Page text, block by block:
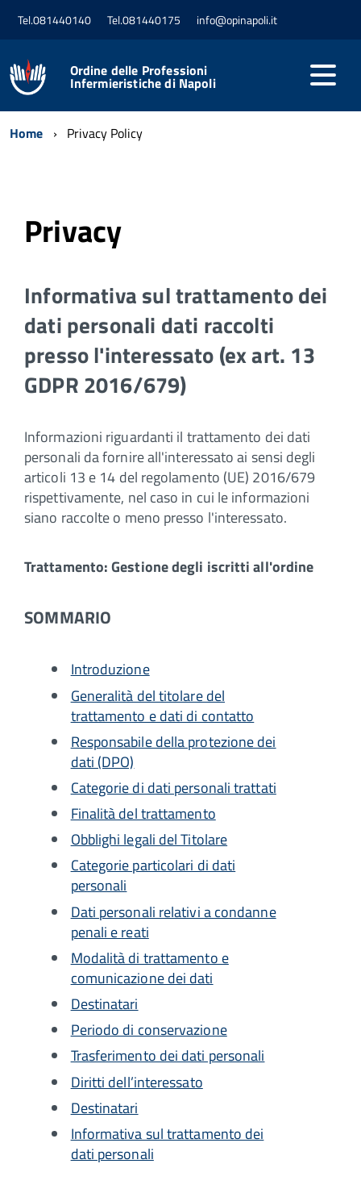
Tel.081440140 Tel.081440175 info@opinapoli.it
Ordine delle Professioni
Infermieristiche di Napoli
Home Privacy Policy
Privacy
Informativa sul trattamento dei
dati personali dati raccolti
presso l'interessato (ex art. 13
GDPR 2016/679)
Informazioni riguardanti il trattamento dei dati
personali da fornire all'interessato ai sensi degli
articoli 13 e 14 del regolamento (UE) 2016/679
rispettivamente, nel caso in cui le informazioni
siano raccolte o meno presso l'interessato.
Trattamento: Gestione degli iscritti all'ordine
SOMMARIO
Introduzione
Generalità del titolare del
trattamento e dati di contatto
Responsabile della protezione dei
dati (DPO)
Categorie di dati personali trattati
Finalità del trattamento
Obblighi legali del Titolare
Categorie particolari di dati
personali
Dati personali relativi a condanne
penali e reati
Modalità di trattamento e
comunicazione dei dati
Destinatari
Periodo di conservazione
Trasferimento dei dati personali
Diritti dell’interessato
Destinatari
Informativa sul trattamento dei
dati personali